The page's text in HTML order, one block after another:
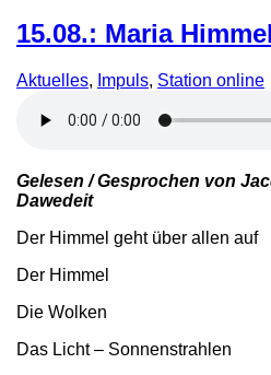
15.08.: Maria
Aktuelles, Impuls, Station online
Gelesen / Gesprochen von
Dawedeit
Der Himmel geht über allen auf
Der Himmel
Die Wolken
Das Licht – Sonnenstrahlen